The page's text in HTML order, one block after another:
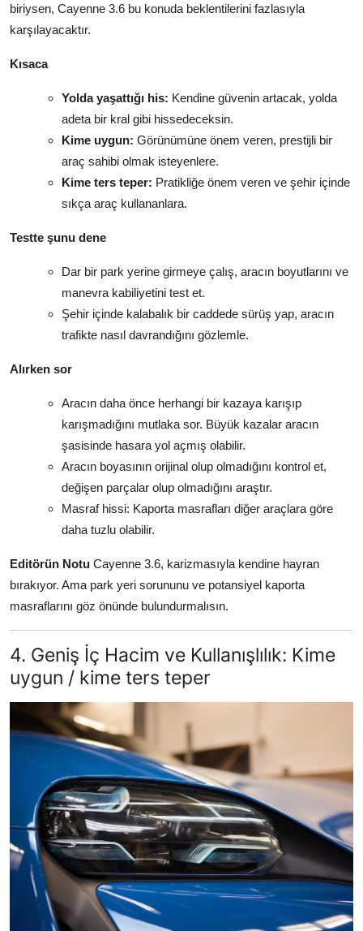
biriysen, Cayenne 3.6 bu konuda beklentilerini fazlasıyla
karşılayacaktır.
Kısaca
Yolda yaşattığı his: Kendine güvenin artacak, yolda
adeta bir kral gibi hissedeceksin.
Kime uygun: Görünümüne önem veren, prestijli bir
araç sahibi olmak isteyenlere.
Kime ters teper: Pratikliğe önem veren ve şehir içinde
sıkça araç kullananlara.
Testte şunu dene
Dar bir park yerine girmeye çalış, aracın boyutlarını ve
manevra kabiliyetini test et.
Şehir içinde kalabalık bir caddede sürüş yap, aracın
trafikte nasıl davrandığını gözlemle.
Alırken sor
Aracın daha önce herhangi bir kazaya karışıp
karışmadığını mutlaka sor. Büyük kazalar aracın
şasisinde hasara yol açmış olabilir.
Aracın boyasının orijinal olup olmadığını kontrol et,
değişen parçalar olup olmadığını araştır.
Masraf hissi: Kaporta masrafları diğer araçlara göre
daha tuzlu olabilir.
Editörün Notu Cayenne 3.6, karizmasıyla kendine hayran
bırakıyor. Ama park yeri sorununu ve potansiyel kaporta
masraflarını göz önünde bulundurmalısın.
4. Geniş İç Hacim ve Kullanışlılık: Kime
uygun / kime ters teper